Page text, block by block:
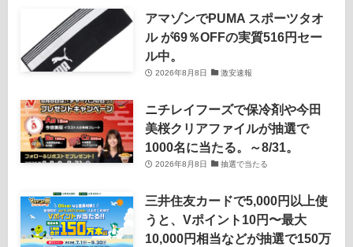
アマゾンでPUMA スポーツタオ
ル が69％OFFの実質516円セー
ル中。
2026年8月8日 激安速報
ニチレイフーズで保冷剤や今田
美桜クリアファイルが抽選で
1000名に当たる。～8/31。
2026年8月8日 抽選で当たる
三井住友カードで5,000円以上使
うと、Vポイント10円〜最大
10,000円相当などが抽選で150万